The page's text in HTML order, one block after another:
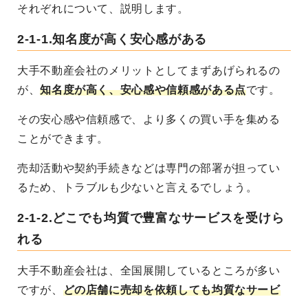
それぞれについて、説明します。
2-1-1.知名度が高く安心感がある
大手不動産会社のメリットとしてまずあげられるの
が、知名度が高く、安心感や信頼感がある点です。
その安心感や信頼感で、より多くの買い手を集める
ことができます。
売却活動や契約手続きなどは専門の部署が担ってい
るため、トラブルも少ないと言えるでしょう。
2-1-2.どこでも均質で豊富なサービスを受けら
れる
大手不動産会社は、全国展開しているところが多い
ですが、 どの店舗に売却を依頼しても均質なサービ